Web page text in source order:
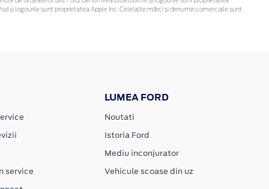
și logourile sunt proprietatea Apple Inc. Celelalte mărci și denumiri comerciale sunt
service
LUMEA FORD
Noutati
Istoria Ford
Mediu inconjurator
Vehicule scoase din uz